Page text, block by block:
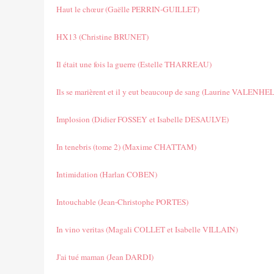
Haut le chœur (Gaëlle PERRIN-GUILLET)
HX13 (Christine BRUNET)
Il était une fois la guerre (Estelle THARREAU)
Ils se marièrent et il y eut beaucoup de sang (Laurine
Implosion (Didier FOSSEY et Isabelle DESAULVE)
In tenebris (tome 2) (Maxime CHATTAM)
Intimidation (Harlan COBEN)
Intouchable (Jean-Christophe PORTES)
In vino veritas (Magali COLLET et Isabelle VILLAIN)
J'ai tué maman (Jean DARDI)